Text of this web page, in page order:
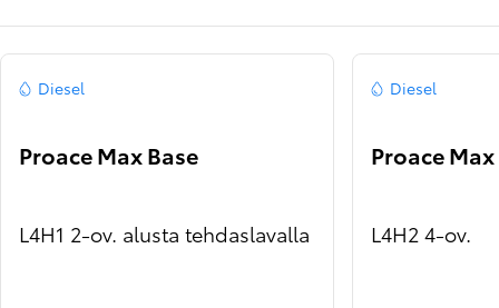
Diesel
Proace Max Base
L4H1 2-ov. alusta tehdaslavalla
Diesel
Proace
L4H2 4-ov.